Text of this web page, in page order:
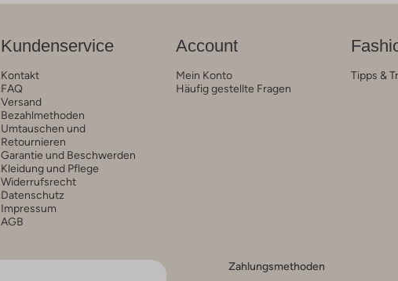
Kundenservice
Kontakt
FAQ
Versand
Bezahlmethoden
Umtauschen und
Retournieren
Garantie und Beschwerden
Kleidung und Pflege
Widerrufsrecht
Datenschutz
Impressum
AGB
Account
Mein Konto
Häufig gestellte Fragen
Tipps &
Zahlungsmethoden